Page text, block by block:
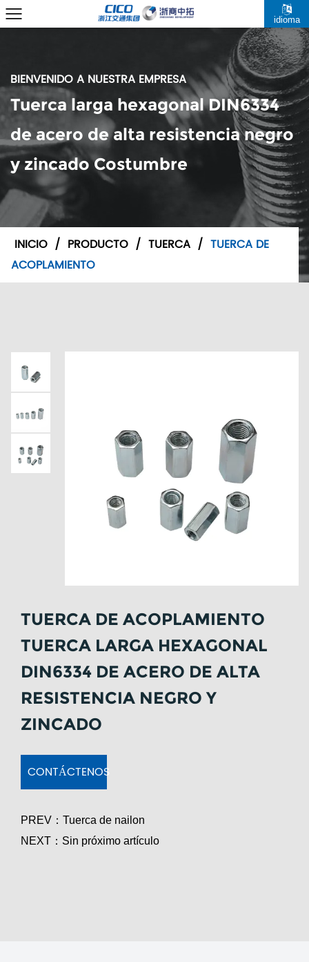
idioma
BIENVENIDO A NUESTRA EMPRESA
Tuerca larga hexagonal DIN6334
de acero de alta resistencia negro
y zincado Costumbre
INICIO / PRODUCTO / TUERCA / TUERCA DE
ACOPLAMIENTO
TUERCA DE ACOPLAMIENTO
TUERCA LARGA HEXAGONAL
DIN6334 DE ACERO DE ALTA
RESISTENCIA NEGRO Y
ZINCADO
CONTÁCTENOS
PREV： Tuerca de nailon
NEXT： Sin próximo artículo